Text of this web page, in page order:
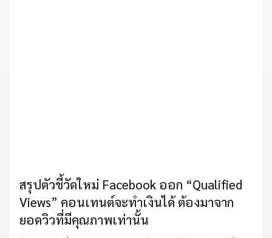
สรุปตัวชี้วัดใหม่ Facebook ออก “Qualified
Views” คอนเทนต์จะทำเงินได้ ต้องมาจาก
ยอดวิวที่มีคุณภาพเท่านั้น